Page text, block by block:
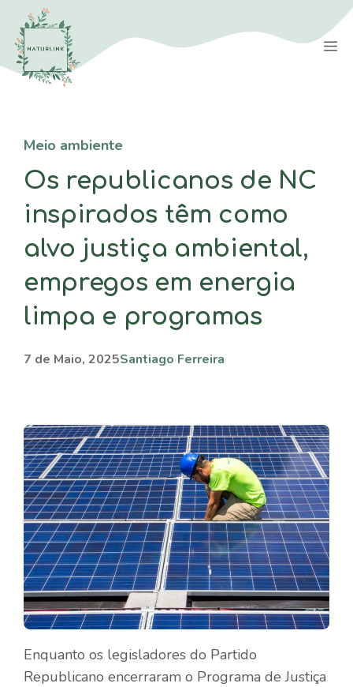
Saltar
para
conteúdo
Meio ambiente
Os republicanos de NC
inspirados têm como
alvo justiça ambiental,
empregos em energia
limpa e programas
7 de Maio, 2025Santiago Ferreira
Enquanto os legisladores do Partido
Republicano encerraram o Programa de Justiça